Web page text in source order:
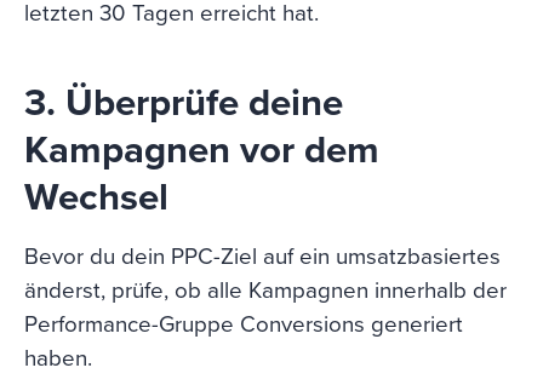
letzten 30 Tagen erreicht hat.
3. Überprüfe deine
Kampagnen vor dem
Wechsel
Bevor du dein PPC-Ziel auf ein umsatzbasiertes
änderst, prüfe, ob alle Kampagnen innerhalb der
Performance-Gruppe Conversions generiert
haben.